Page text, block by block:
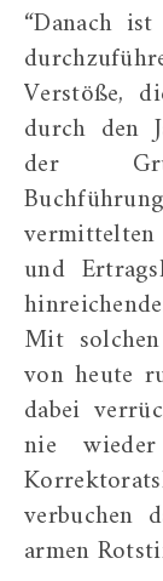
“Danach ist die Prüfung so zu planen und
Verstöße,
durch den
der
und
Mit
von heute
dabei
nie
verbuchen
armen